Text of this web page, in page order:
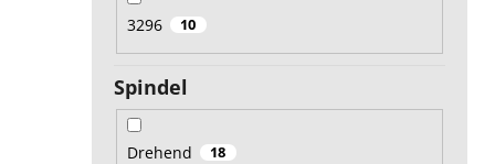
3296 10
Spindel
Drehend 18